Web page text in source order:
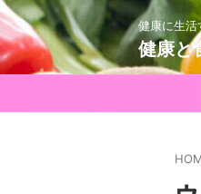
健康に生活
健康と